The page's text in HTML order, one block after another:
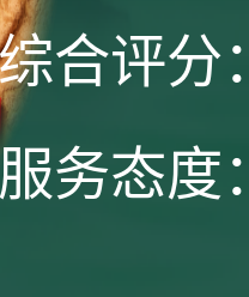
合评分：
务态度：